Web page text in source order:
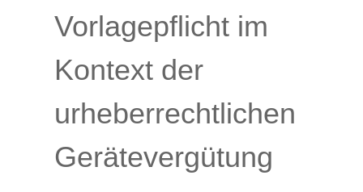
Vorlagepflicht im
Kontext der
urheberrechtlichen
Gerätevergütung